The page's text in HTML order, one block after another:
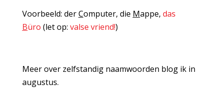
Voorbeeld: derComputer, die Mappe, das
Büro (let op: valse vriend!)
Meer over zelfstandig naamwoorden blog ik in
augustus.